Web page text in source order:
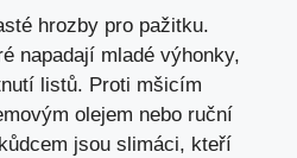
hrozby pro pažitku.
napadají mladé výhonky,
listů. Proti mšicím
olejem nebo ruční
jsou slimáci, kteří